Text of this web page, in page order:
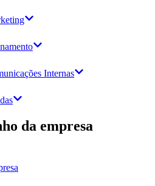
Internas
da empresa